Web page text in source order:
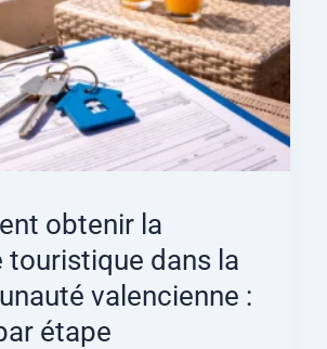
obtenir la
touristique dans la
valencienne :
étape